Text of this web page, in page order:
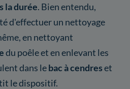
la durée. Bien entendu,
d'effectuer un nettoyage
en nettoyant
du poêle et en enlevant les
dans lebac à cendreset
le dispositif.